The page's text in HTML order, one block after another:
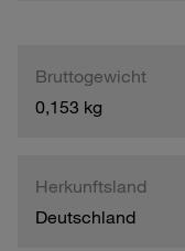
Bruttogewicht
0,153 kg
Herkunftsland
Deutschland